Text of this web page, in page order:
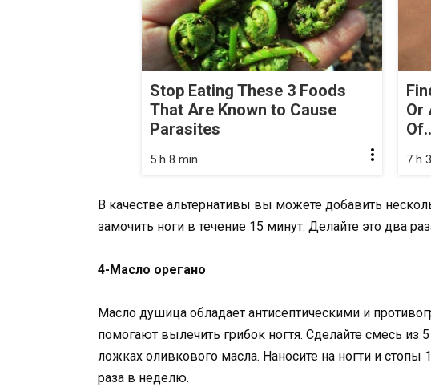
Stop Eating These 3 Foods
That Are Known to Cause
Parasites
5 h 8 min
Or
7 h
В качестве альтернативы вы можете добавить
замочить ноги в течение 15 минут. Делайте это два
4-Масло орегано
Масло душица обладает антисептическими и
помогают вылечить грибок ногтя. Сделайте смесь
ложках оливкового масла. Наносите на ногти и стопы
раза в неделю.